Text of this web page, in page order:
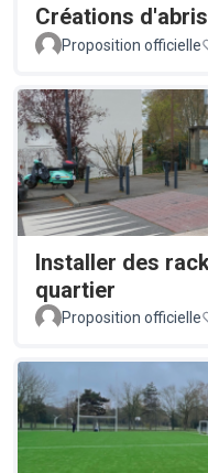
Créations
Proposition officielle
Installer des
quartier
Proposition officielle